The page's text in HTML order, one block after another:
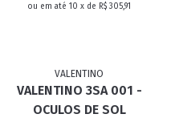
ou em até 10 x de R$ 305,91
VALENTINO
VALENTINO 3SA 001 -
OCULOS DE SOL